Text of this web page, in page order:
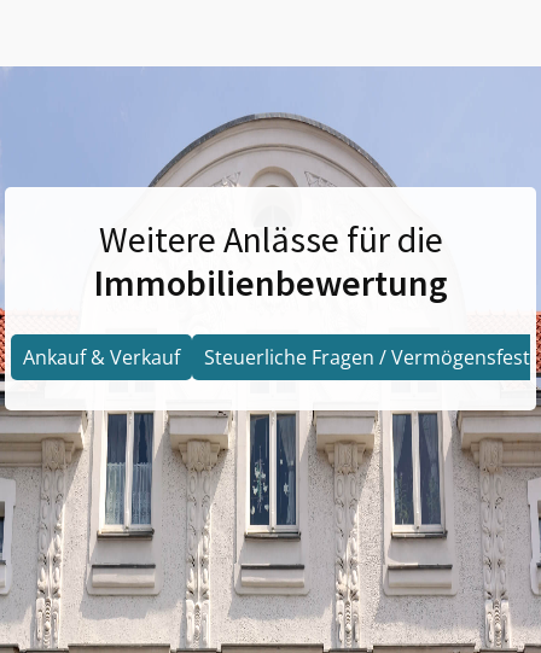
Weitere Anlässe für die
Immobilienbewertung
Ankauf & Verkauf Steuerliche Fragen /